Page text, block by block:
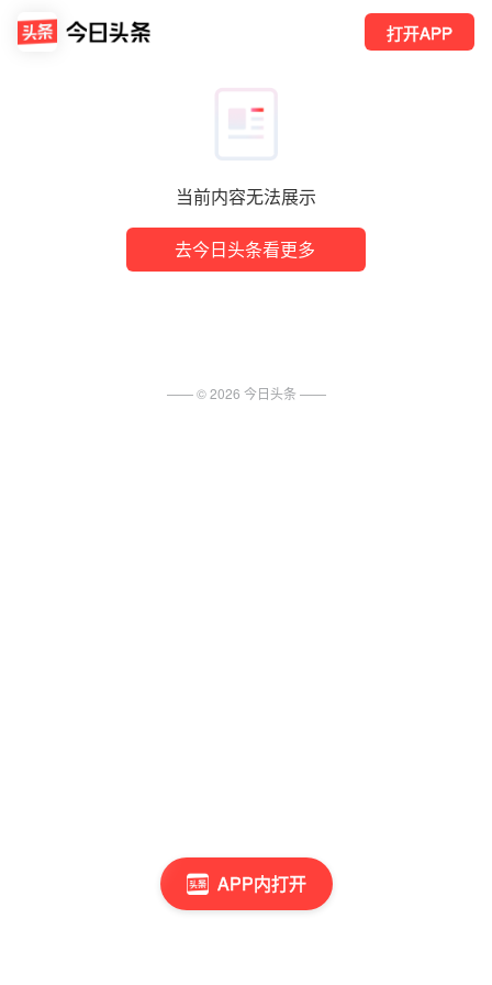
当前内容无法展示
去今日头条看更多
打开APP
APP内打开
—— ©2026 今日头条 ——